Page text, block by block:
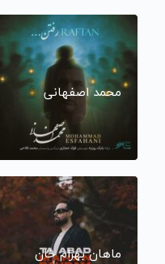
محمد اصفهانی
ماهان بهرام خان